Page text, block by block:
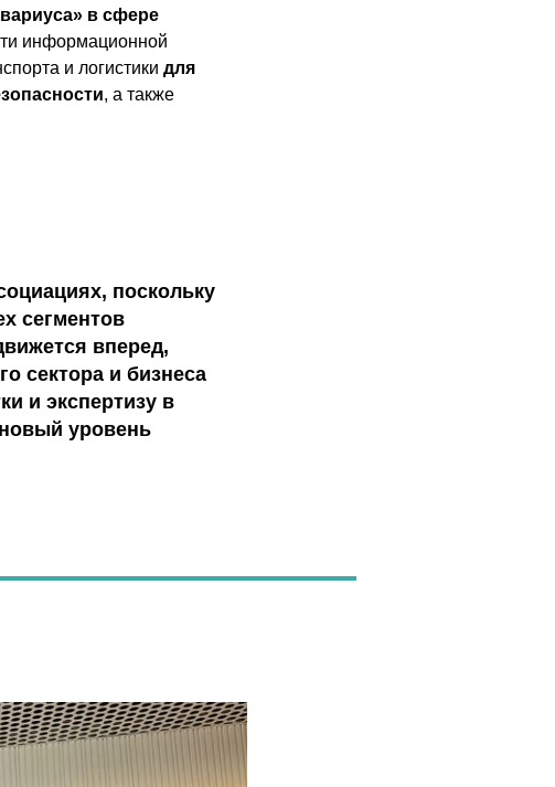
в сфере
информационной
и логистики для
, а также
поскольку
сегментов
вперед,
сектора и бизнеса
и экспертизу в
уровень